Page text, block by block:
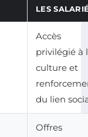
LES
Accès
privilégié à
culture et
du lien
Offres